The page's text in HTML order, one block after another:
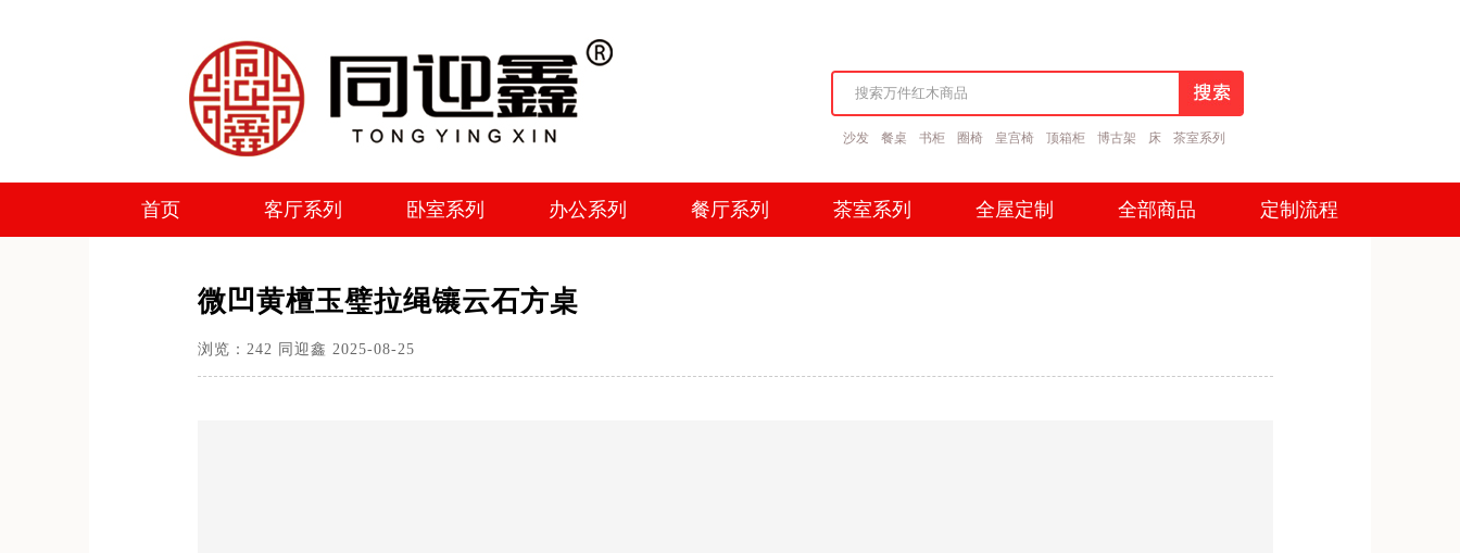
沙发 餐桌 书柜 圈椅 皇宫椅 顶箱柜 博古架 床 茶室系列
首页 客厅系列
客厅系列
卧室系列 办公系列 餐厅系列 茶室系列 全屋定制 全部商品 定制流程
微凹黄檀玉璧拉绳镶云石方桌
浏览： 242 同迎鑫 2025-08-25